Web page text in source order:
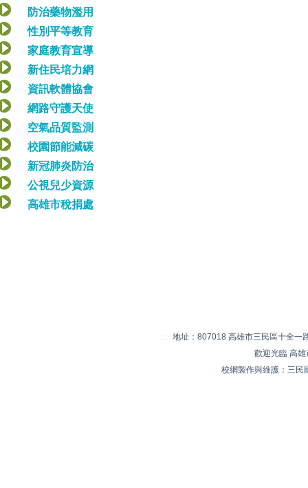
防治藥物濫用
性別平等教育
家庭教育宣導
新住民培力網
資訊軟體協會
網路守護天使
空氣品質監測
校園節能減碳
新冠肺炎防治
公視兒少資源
高雄市稅捐處
:::
地址：807018 高雄市三民區十全
歡迎光臨 高
校網製作與維護：三民